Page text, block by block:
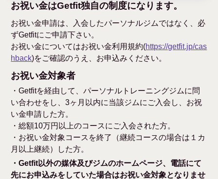
お祝い金はGetfit独自の制度になります。
お祝い金申請は、入会したパーソナルジムではなく、必
ずGetfitにご申請下さい。
お祝い金についてはお祝い金利用規約(https://getfit.jp/cas
hback)をご確認のうえ、お申込みください。
お祝い金対象者
・Getfitを経由して、パーソナルトレーニングジムに問
い合わせをし、3ヶ月以内に当該ジムにご入会し、お祝
い金申請した方。
・総額10万円以上のコースにご入会された方。
・お祝い金対象コースを終了（継続コースの場合は１カ
月以上継続）した方。
・Getfit以外の媒体及びジムのホームページ、電話にて
先にお申込みをしていた場合はお祝い金対象となりませ